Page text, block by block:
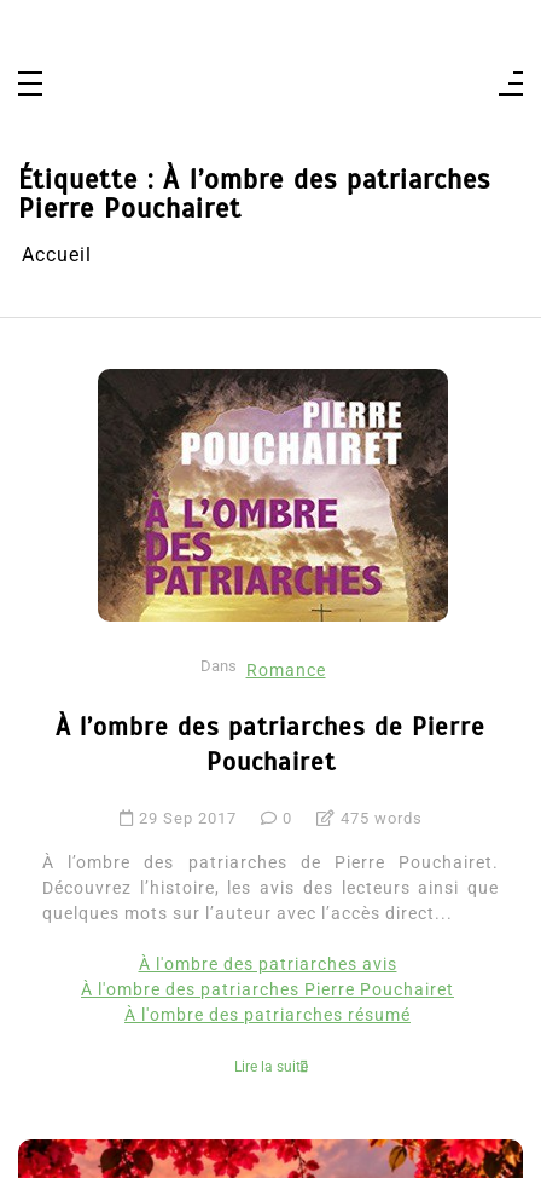
Étiquette : À l’ombre des patriarches
Pierre Pouchairet
Accueil
Dans Romance
À l’ombre des patriarches de Pierre
Pouchairet
29 Sep 2017 0 475 words
À l’ombre des patriarches de Pierre Pouchairet.
Découvrez l’histoire, les avis des lecteurs ainsi que
quelques mots sur l’auteur avec l’accès direct...
À l'ombre des patriarches avis
À l'ombre des patriarches Pierre Pouchairet
À l'ombre des patriarches résumé
Lire la suite